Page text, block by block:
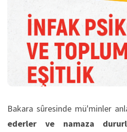
Bakara sûresinde mü'minler
ederler ve namaza